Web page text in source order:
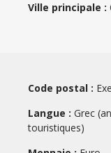
Ville principale :
Code postal :
Langue : Grec
touristiques)